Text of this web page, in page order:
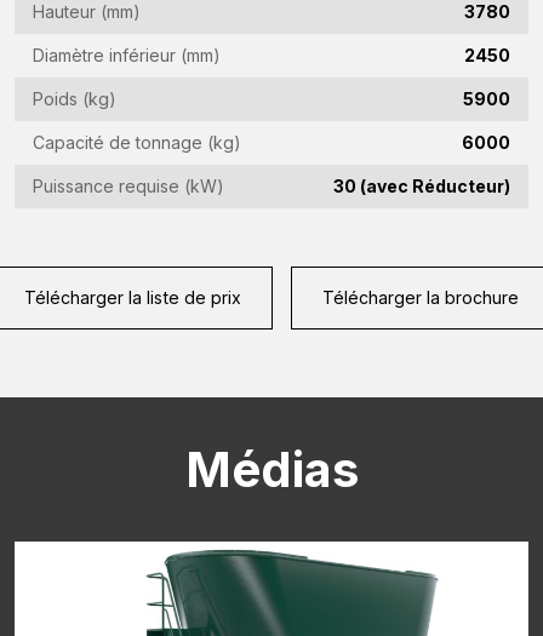
Hauteur (mm) 3780
Diamètre inférieur (mm) 2450
Poids (kg) 5900
Capacité de tonnage (kg) 6000
Puissance requise (kW) 30 (avec Réducteur)
Télécharger la liste de prix Télécharger la brochure
Médias
téléphone
(Required)
(Required)
Lieu
de
résidence
Vraag